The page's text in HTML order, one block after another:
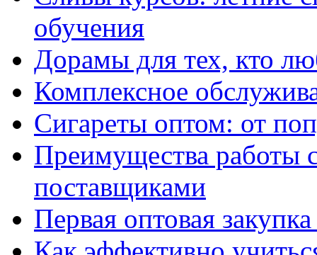
обучения
Дорамы для тех, кто
Комплексное
Сигареты оптом: от
Преимущества работы
поставщиками
Первая оптовая